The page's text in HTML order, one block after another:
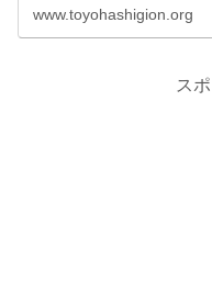
www.toyohashigion.org
ス